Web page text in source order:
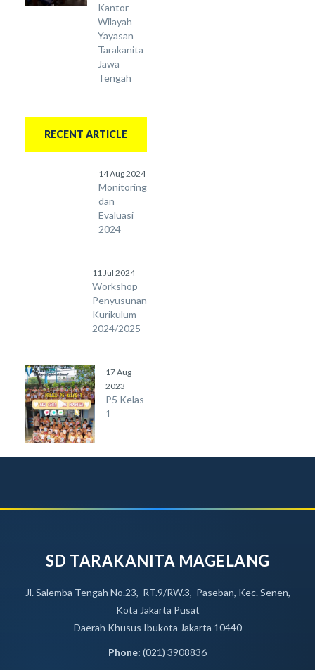
Kantor
Wilayah
Yayasan
Tarakanita
Jawa
Tengah
RECENT ARTICLE
14 Aug 2024
Monitoring
dan
Evaluasi
2024
11 Jul 2024
Workshop
Penyusunan
Kurikulum
2024/2025
17 Aug
2023
P5 Kelas
1
SD TARAKANITA MAGELANG
Jl. Salemba Tengah No.23, RT.9/RW.3, Paseban, Kec. Senen,
Kota Jakarta Pusat
Daerah Khusus Ibukota Jakarta 10440
Phone: (021) 3908836